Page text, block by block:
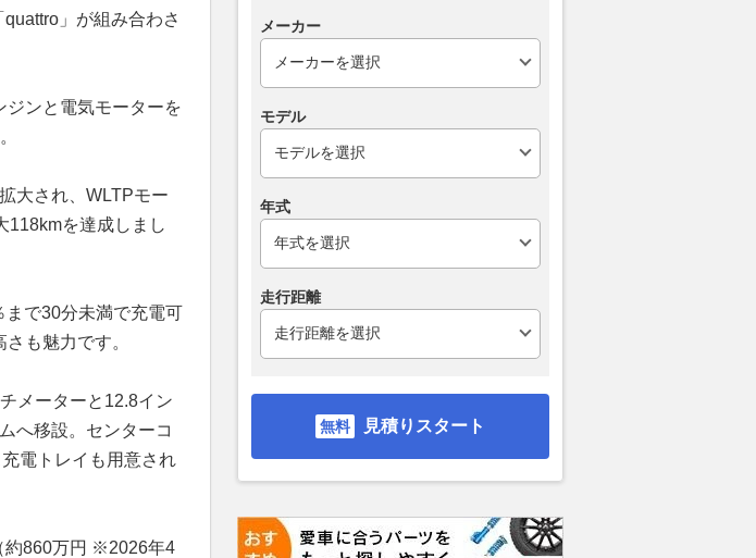
」が組み合わさ
ジンと電気モーターを
大され、WLTPモー
118kmを達成しまし
で30分未満で充電可
も魅力です。
メーターと12.8イン
へ移設。センターコ
電トレイも用意され
約860万円 ※2026年4
メーカー
モデル
年式
走行距離
見積りスタート